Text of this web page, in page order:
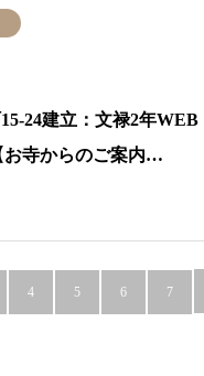
24建立：文禄2年WEB
お寺からのご案内…
4 5 6 7